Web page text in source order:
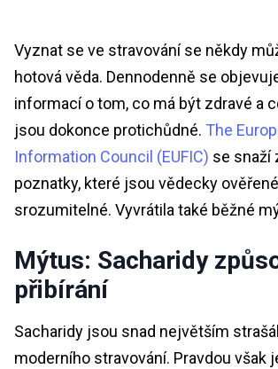
Vyznat se ve stravování se někdy
hotová věda. Dennodenně se
informací o tom, co má být zdravé a
jsou dokonce protichůdné. The
Information Council (EUFIC) se snaží
poznatky, které jsou vědecky
srozumitelné. Vyvrátila také běžné
Mýtus: Sacharidy
přibírání
Sacharidy jsou snad největším
moderního stravování. Pravdou však